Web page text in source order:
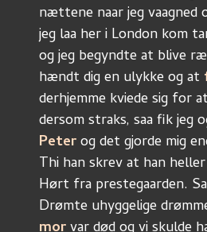
nættene naar jeg vaagned
jeg laa her i London kom
og jeg begyndte at blive
hændt dig en ulykke og at
derhjemme kviede sig for
dersom straks, saa fik jeg
Peter og det gjorde mig
Thi han skrev at han
Hørt fra prestegaarden.
Drømte uhyggelige